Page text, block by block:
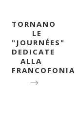
TORNANO
LE
"JOURNÉES"
DEDICATE
ALLA
FRANCOFONIA